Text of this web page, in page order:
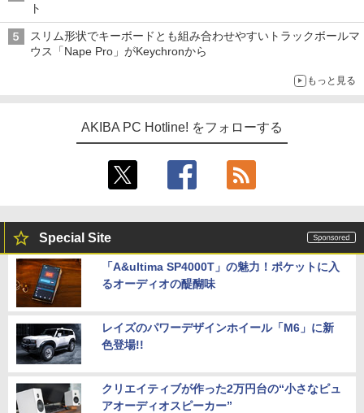
ト
スリム形状でキーボードとも組み合わせやすいトラックボールマ
ウス「Nape Pro」がKeychronから
もっと見る
AKIBA PC Hotline! をフォローする
Special Site
「A&ultima SP4000T」の魅力！ポケットに入
るオーディオの醍醐味
レイズのパワーデザインホイール「M6」に新
色登場!!
クリエイティブが作った2万円台の“小さなピュ
アオーディオスピーカー”